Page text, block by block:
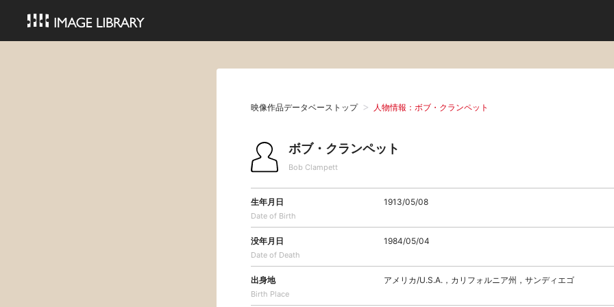
映像作品データベーストップ 人物情報：ボブ・クランペット
ボブ・クランペット
Bob Clampett
生年月日
Date of Birth
1913/05/08
没年月日
Date of Death
1984/05/04
出身地
Birth Place
アメリカ/U.S.A.，カリフォルニア州，サンディエゴ